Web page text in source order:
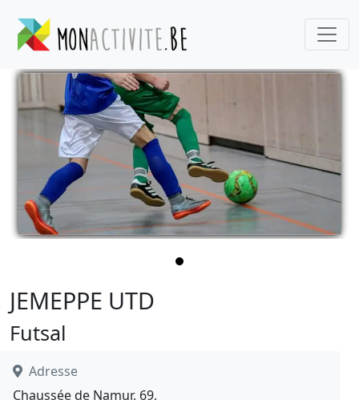
JEMEPPE UTD
Futsal
Adresse
Chaussée de Namur, 69,